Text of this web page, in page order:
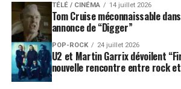
TÉLÉ / CINÉMA 14 juillet 2026
Tom Cruise méconnaissable
annonce de “Digger”
POP-ROCK 24 juillet 2026
U2 et Martin Garrix dévoilent
nouvelle rencontre entre rock